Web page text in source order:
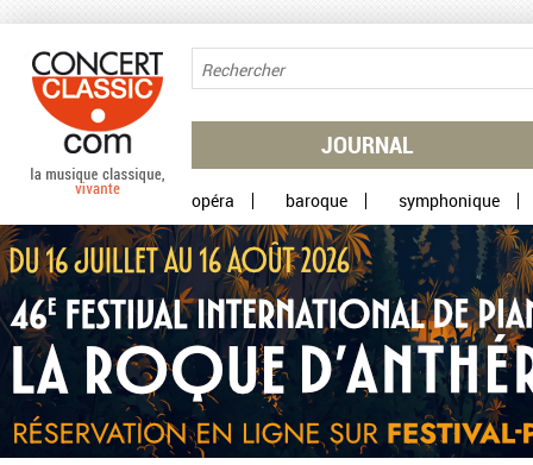
JOURNAL
opéra baroque symphonique